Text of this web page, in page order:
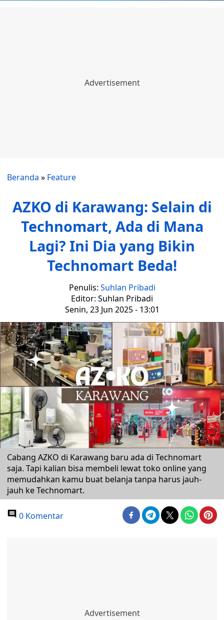
Beranda » Feature
AZKO di Karawang: Selain di
Technomart, Ada di Mana
Lagi? Ini Dia yang Bikin
Technomart Beda!
Penulis: Suhlan Pribadi
Editor: Suhlan Pribadi
Senin, 23 Jun 2025 - 13:01
Cabang AZKO di Karawang baru ada di Technomart
saja. Tapi kalian bisa membeli lewat toko online yang
memudahkan kamu buat belanja tanpa harus jauh-
jauh ke Technomart.
0 Komentar